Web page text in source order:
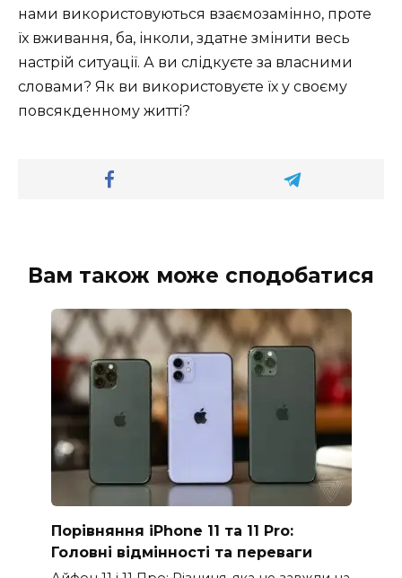
нами використовуються взаємозамінно, проте
їх вживання, ба, інколи, здатне змінити весь
настрій ситуації. А ви слідкуєте за власними
словами? Як ви використовуєте їх у своєму
повсякденному житті?
Вам також може сподобатися
Порівняння iPhone 11 та 11 Pro:
Головні відмінності та переваги